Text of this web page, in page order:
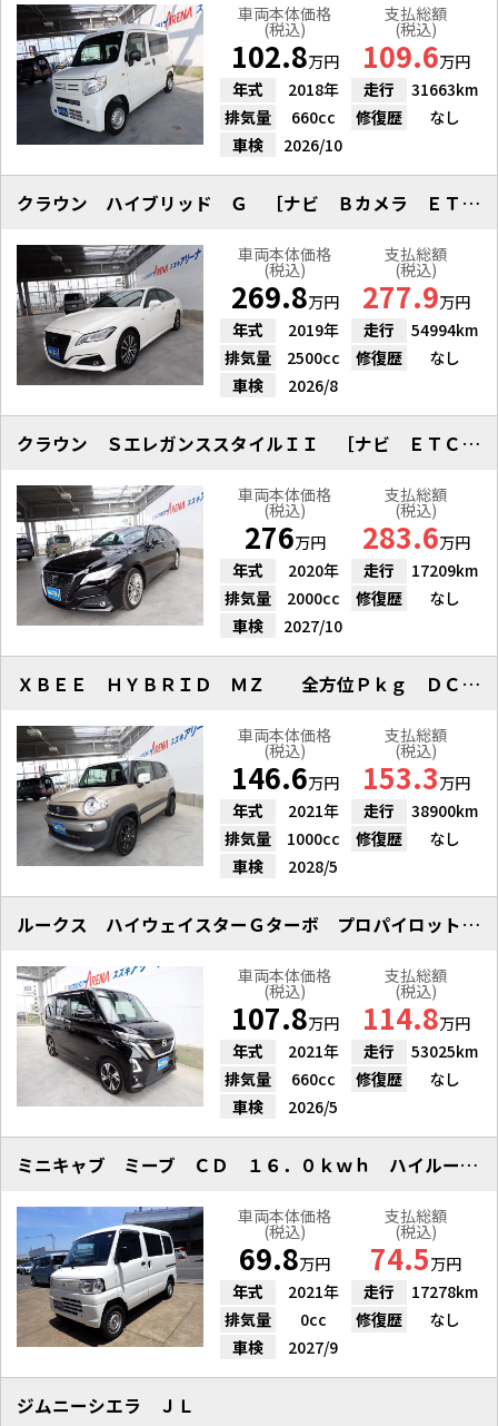
車両本体価格
(税込)
102.8万円
支払総額
(税込)
109.6万円
年式
2018年 走行
31663km
排気量
660cc 修復歴
なし
車検
2026/10
クラウン ハイブリッド Ｇ ［ナビ Ｂカメラ ＥＴＣ ドラレコ アルミ］
車両本体価格
(税込)
269.8万円
支払総額
(税込)
277.9万円
年式
2019年 走行
54994km
排気量
2500cc 修復歴
なし
車検
2026/8
クラウン ＳエレガンススタイルＩＩ ［ナビ ＥＴＣ Ｂカメラ ドラレコ］
車両本体価格
(税込)
276万円
支払総額
(税込)
283.6万円
年式
2020年 走行
17209km
排気量
2000cc 修復歴
なし
車検
2027/10
ＸＢＥＥ ＨＹＢＲＩＤ ＭＺ 全方位Ｐｋｇ ＤＣＢＳ ＬＥＤ
車両本体価格
(税込)
146.6万円
支払総額
(税込)
153.3万円
年式
2021年 走行
38900km
排気量
1000cc 修復歴
なし
車検
2028/5
ルークス ハイウェイスターＧターボ プロパイロットエディション 雹凹
車両本体価格
(税込)
107.8万円
支払総額
(税込)
114.8万円
年式
2021年 走行
53025km
排気量
660cc 修復歴
なし
車検
2026/5
ミニキャブ ミーブ ＣＤ １６．０ｋｗｈ ハイルーフ ［ナビ ＥＴＣ］
車両本体価格
(税込)
69.8万円
支払総額
(税込)
74.5万円
年式
2021年 走行
17278km
排気量
0cc 修復歴
なし
車検
2027/9
ジムニーシエラ ＪＬ